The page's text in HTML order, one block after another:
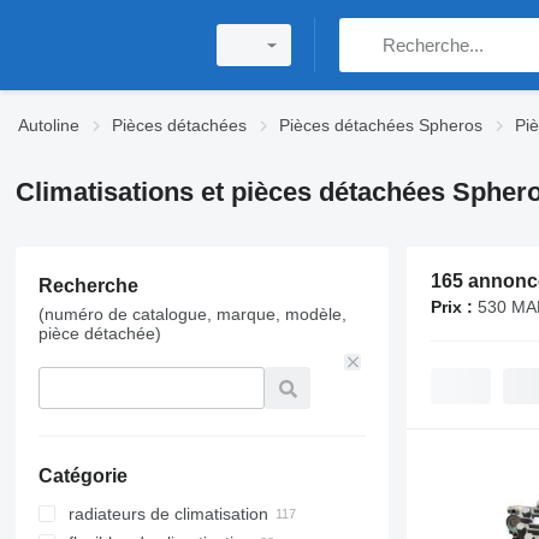
Autoline Pièces détachées Pièces détachées Spheros
Climatisations et pièces détachées
Recherche
(numéro de catalogue, marque, modèle,
pièce détachée)
Catégorie
radiateurs de climatisation
165
Prix : 530